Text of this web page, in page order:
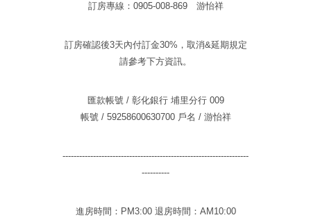
訂房專線：0905-008-869 游怡祥
訂房確認後3天內付訂金30%，取消&延期規定
請參考下方資訊。
匯款帳號 /彰化銀行 埔里分行 009
帳號 / 59258600630700 戶名 / 游怡祥
-------------------------------------------------------------------
----------
進房時間：PM3:00 退房時間：AM10:00